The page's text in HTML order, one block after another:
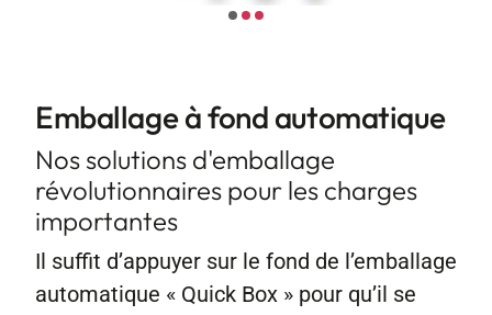
Emballage à fond automatique
Nos solutions d'emballage
révolutionnaires pour les charges
importantes
Il suffit d’appuyer sur le fond de l’emballage
automatique « Quick Box » pour qu’il se